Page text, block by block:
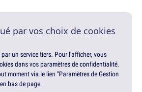
par vos choix de cookies
un service tiers. Pour l'afficher, vous
dans vos paramètres de confidentialité.
moment via le lien "Paramètres de Gestion
bas de page.